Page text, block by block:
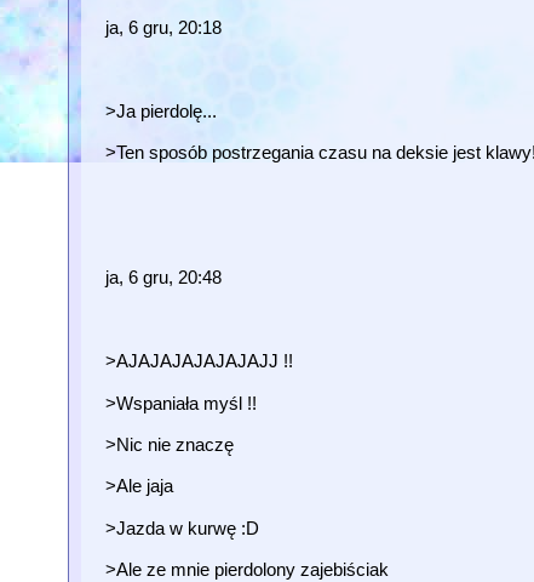
ja, 6 gru, 20:18
>Ja pierdolę...
>Ten sposób postrzegania czasu na deksie jest klawy!
ja, 6 gru, 20:48
>AJAJAJAJAJAJAJJ !!
>Wspaniała myśl !!
>Nic nie znaczę
>Ale jaja
>Jazda w kurwę :D
>Ale ze mnie pierdolony zajebiściak